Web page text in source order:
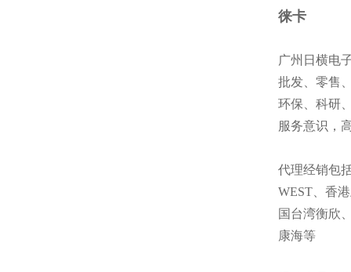
徕卡
广州日横电
批发、零售
环保、科研
服务意识，
代理经销包
WEST、香
国台湾衡欣
康海等